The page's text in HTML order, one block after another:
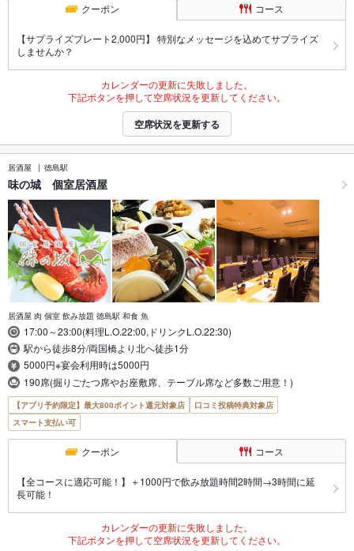
クーポン コース
【サプライズプレート2,000円】 特別なメッセージを込めてサプライズ
しませんか？
カレンダーの更新に失敗しました。
下記ボタンを押して空席状況を更新してください。
空席状況を更新する
居酒屋 徳島駅
味の城 個室居酒屋
居酒屋 肉 個室 飲み放題 徳島駅 和食 魚
17:00～23:00(料理L.O.22:00,ドリンクL.O.22:30)
駅から徒歩8分/両国橋より北へ徒歩1分
5000円※宴会利用時は5000円
190席(掘りごたつ席やお座敷席、テーブル席など多数ご用意！)
【アプリ予約限定】最大800ポイント還元対象店
口コミ投稿特典対象店
スマート支払い可
クーポン コース
【全コースに適応可能！】＋1000円で飲み放題時間2時間→3時間に延
長可能！
カレンダーの更新に失敗しました。
下記ボタンを押して空席状況を更新してください。